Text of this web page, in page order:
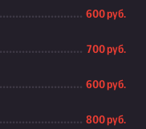
600 руб.
700 руб.
600 руб.
800 руб.